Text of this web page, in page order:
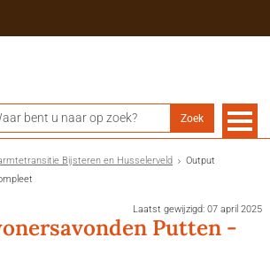
Bijsteren en Husselerveld
Output
Putten -
Laatst gewijzigd: 07 april 2025